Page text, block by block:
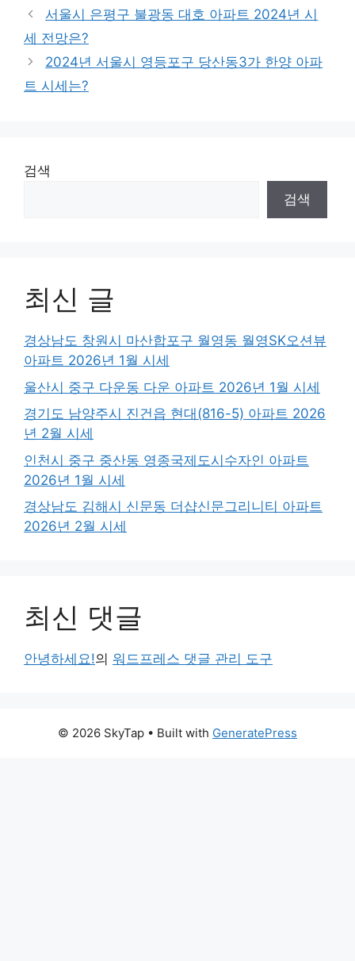
서울시 은평구 불광동 대호 아파트 2024년 시
세 전망은?
2024년 서울시 영등포구 당산동3가 한양 아파
트 시세는?
검색
검색
최신 글
경상남도 창원시 마산합포구 월영동 월영SK오션뷰
아파트 2026년 1월 시세
울산시 중구 다운동 다운 아파트 2026년 1월 시세
경기도 남양주시 진건읍 현대(816-5) 아파트 2026
년 2월 시세
인천시 중구 중산동 영종국제도시수자인 아파트
2026년 1월 시세
경상남도 김해시 신문동 더샵신문그리니티 아파트
2026년 2월 시세
최신 댓글
안녕하세요!의 워드프레스 댓글 관리 도구
© 2026 SkyTap • Built with GeneratePress